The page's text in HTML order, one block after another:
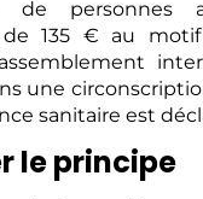
de personnes
de 135 € au motif
une
sanitaire est
le principe